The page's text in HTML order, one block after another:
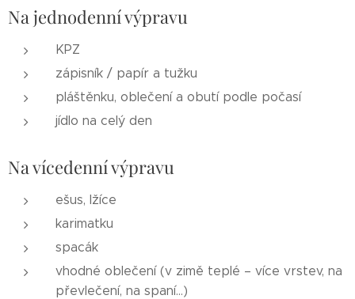
Na jednodenní výpravu
KPZ
zápisník / papír a tužku
pláštěnku, oblečení a obutí podle počasí
jídlo na celý den
Na vícedenní výpravu
ešus, lžíce
karimatku
spacák
vhodné oblečení (v zimě teplé – více vrstev, na
převlečení, na spaní…)